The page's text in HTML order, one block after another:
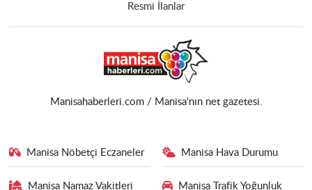
Resmi İlanlar
Manisahaberleri.com / Manisa'nın net gazetesi.
Manisa Nöbetçi Eczaneler Manisa Hava Durumu
Manisa Namaz Vakitleri Manisa Trafik Yoğunluk